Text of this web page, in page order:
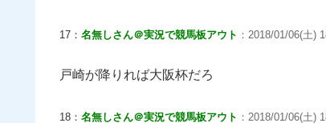
17： 名無しさん＠実況で競馬板アウト ：2018/01/06(土)
戸崎が降りれば大阪杯だろ
18： 名無しさん＠実況で競馬板アウト ：2018/01/06(土)